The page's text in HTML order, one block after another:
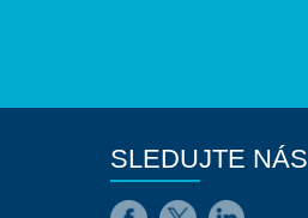
SLEDUJTE NÁS